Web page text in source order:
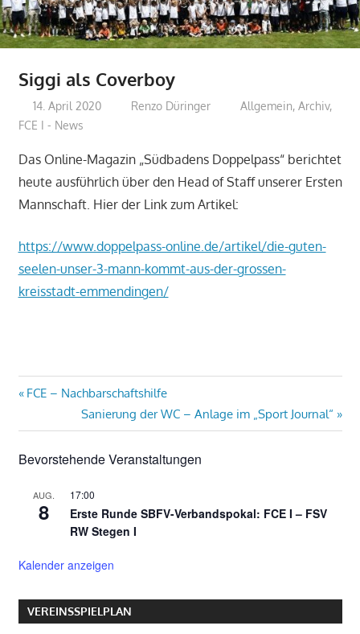
Siggi als Coverboy
14. April 2020 Renzo Düringer Allgemein,Archiv,
FCE I - News
Das Online-Magazin „Südbadens Doppelpass“ berichtet
heute ausführlich über den Head of Staff unserer Ersten
Mannschaft. Hier der Link zum Artikel:
https://www.doppelpass-online.de/artikel/die-guten-
seelen-unser-3-mann-kommt-aus-der-grossen-
kreisstadt-emmendingen/
Beitragsnavigation
Vorheriger
FCE – Nachbarschaftshilfe
Nächster
Beitrag:
Sanierung der WC – Anlage im „Sport Journal“
Bevorstehende Veranstaltungen
AUG.
8
17:00
Erste Runde SBFV-Verbandspokal: FCE I – FSV
RW Stegen I
Kalender anzeigen
VEREINSSPIELPLAN